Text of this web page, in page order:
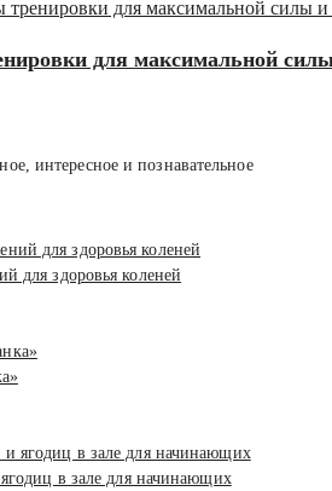
для максимальной
интересное и познавательное
для здоровья коленей
в зале для начинающих